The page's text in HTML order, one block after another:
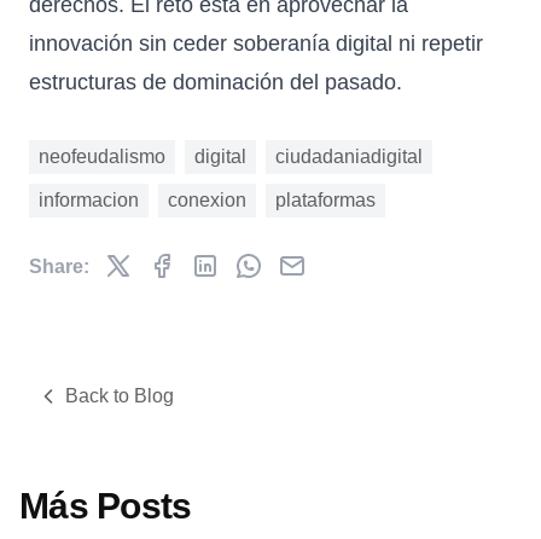
innovación sin ceder soberanía digital ni repetir
estructuras de dominación del pasado.
neofeudalismo digital ciudadaniadigital
informacion conexion plataformas
Share:
Back to Blog
Más Posts